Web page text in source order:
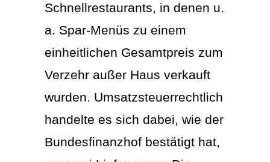
Schnellrestaurants, in denen u.
a. Spar-Menüs zu einem
einheitlichen Gesamtpreis zum
Verzehr außer Haus verkauft
wurden. Umsatzsteuerrechtlich
handelte es sich dabei, wie der
Bundesfinanzhof bestätigt hat,